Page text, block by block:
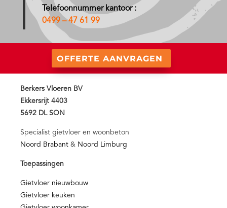
Telefoonnummer kantoor :
0499 – 47 61 99
OFFERTE AANVRAGEN
Berkers Vloeren BV
Ekkersrijt 4403
5692 DL SON
Specialist gietvloer en woonbeton
Noord Brabant & Noord Limburg
Toepassingen
Gietvloer nieuwbouw
Gietvloer keuken